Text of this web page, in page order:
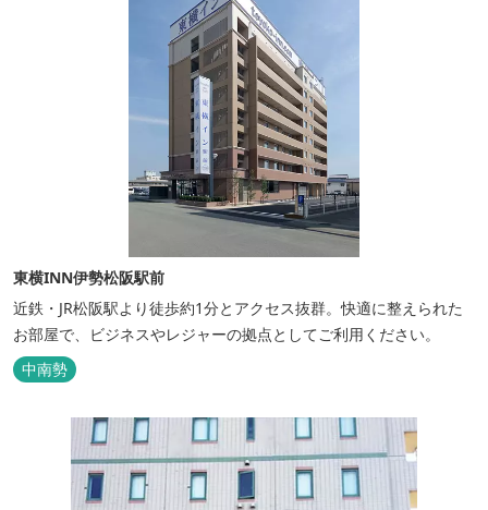
東横INN伊勢松阪駅前
近鉄・JR松阪駅より徒歩約1分とアクセス抜群。快適に整えられた
お部屋で、ビジネスやレジャーの拠点としてご利用ください。
中南勢